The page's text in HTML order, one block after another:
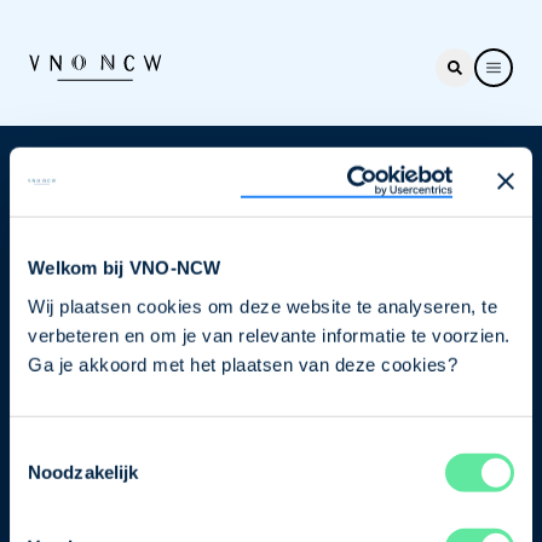
Welkom bij VNO-NCW
Wij plaatsen cookies om deze website te analyseren, te
verbeteren en om je van relevante informatie te voorzien.
Ga je akkoord met het plaatsen van deze cookies?
Noodzakelijk
Nieuwsbrief
je nu in voor de VNO-NCW nieuwsbrief.
Schrijf je in
Direct naar
Ons verhaal